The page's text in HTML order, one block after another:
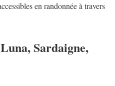
en randonnée à travers
Sardaigne,